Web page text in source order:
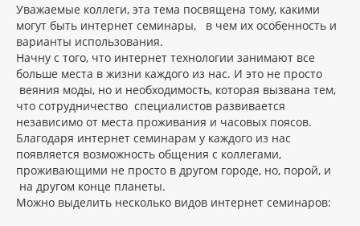
о
щ
е
н
и
е
Уважаемые коллеги, эта тема посвящена тому, какими
могут быть интернет семинары, в чем их особенность и
варианты использования.
Начну с того, что интернет технологии занимают все
больше места в жизни каждого из нас. И это не просто
веяния моды, но и необходимость, которая вызвана тем,
что сотрудничество специалистов развивается
независимо от места проживания и часовых поясов.
Благодаря интернет семинарам у каждого из нас
появляется возможность общения с коллегами,
проживающими не просто в другом городе, но, порой, и
на другом конце планеты.
Можно выделить несколько видов интернет семинаров: